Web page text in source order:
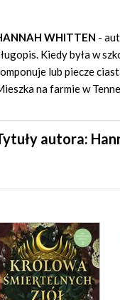
WHITTEN -
Kiedy była w
lub piecze
na farmie w
autora: